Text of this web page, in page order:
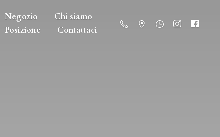
Negozio
Chi siamo
Posizione
Contattaci